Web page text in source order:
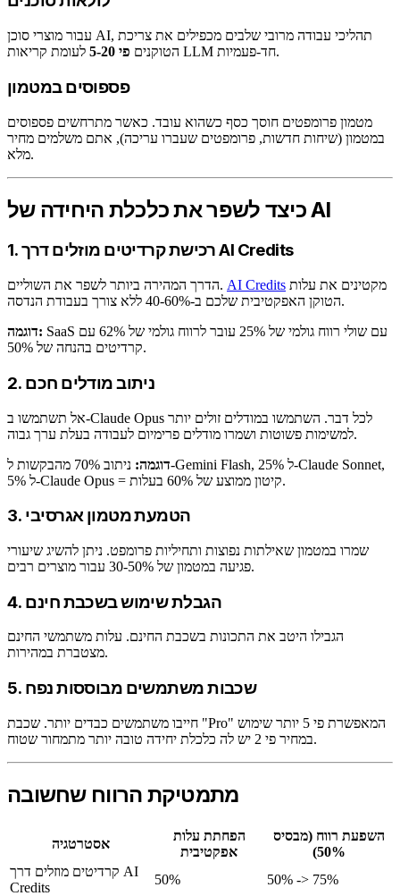
עבור מוצרי סוכן AI, תהליכי עבודה מרובי שלבים מכפילים את צריכת
הטוקנים פי 5-20 לעומת קריאות LLM חד-פעמיות.
פספוסים במטמון
מטמון פרומפטים חוסך כסף כשהוא עובד. כאשר מתרחשים פספוסים
במטמון (שיחות חדשות, פרומפטים שעברו עריכה), אתם משלמים מחיר
מלא.
כיצד לשפר את כלכלת היחידה של AI
1. רכישת קרדיטים מוזלים דרך AI Credits
הדרך המהירה ביותר לשפר את השוליים. AI Credits
הטוקן האפקטיבית שלכם ב-40-60% ללא צורך בעבודת הנדסה.
דוגמה: SaaS עם שולי רווח גולמי של 25% עובר לרווח גולמי של 62% עם
קרדיטים בהנחה של 50%.
2. ניתוב מודלים חכם
אל תשתמשו ב-Claude Opus לכל דבר. השתמשו במודלים זולים יותר
למשימות פשוטות ושמרו מודלים פרימיום לעבודה בעלת ערך גבוה.
דוגמה:
ניתוב 70% מהבקשות ל-Gemini Flash, 25% ל-Claude Sonnet,
5% ל-Claude Opus = קיטון ממוצע של 60% בעלות.
3. הטמעת מטמון אגרסיבי
שמרו במטמון שאילתות נפוצות ותחיליות פרומפט. ניתן להשיג שיעורי
פגיעה במטמון של 30-50% עבור מוצרים רבים.
4. הגבלת שימוש בשכבת חינם
הגבילו היטב את התכונות בשכבת החינם. עלות משתמשי החינם
מצטברת במהירות.
5. שכבות משתמשים מבוססות נפח
חייבו משתמשים כבדים יותר. שכבת "Pro" המאפשרת פי 5 יותר שימוש
במחיר פי 2 יש לה כלכלת יחידה טובה יותר מתמחור שטוח.
מתמטיקת הרווח שחשובה
אסטרטגיה
הפחתת עלות
אפקטיבית
השפעת רווח (מבסיס
50%)
קרדיטים מוזלים דרך AI
Credits
50%
50% -> 75%